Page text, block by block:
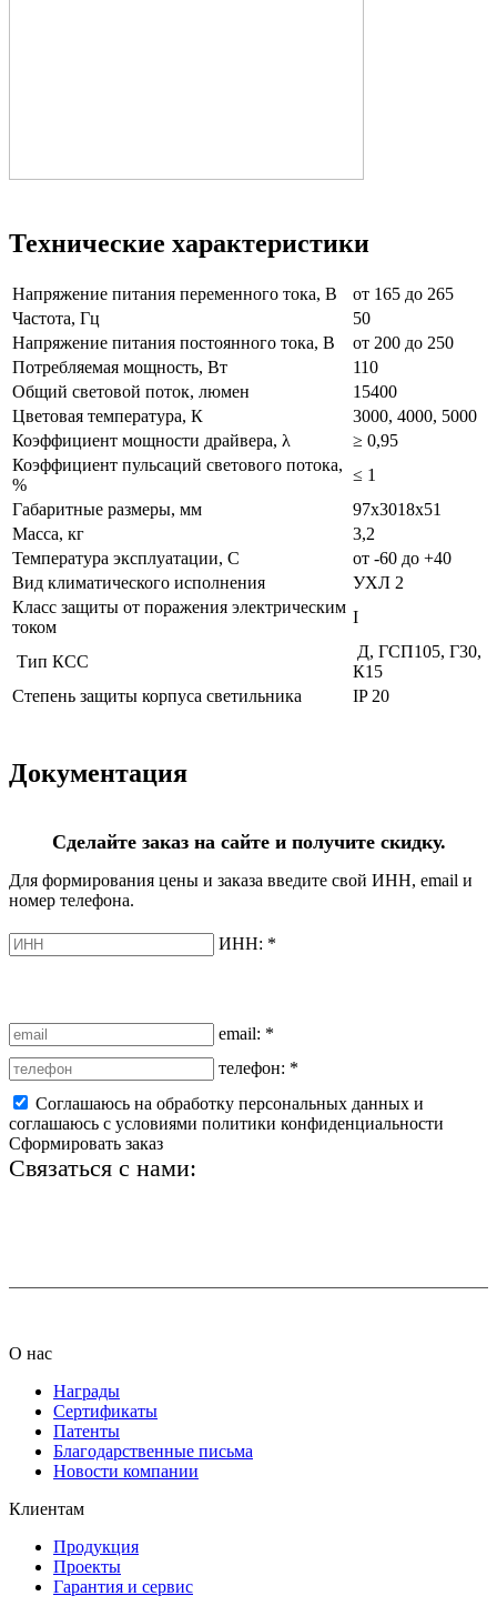
Технические характеристики
Напряжение питания переменного тока, В
от 165 до 265
Частота, Гц
50
Напряжение питания постоянного тока, В
от 200 до 250
Потребляемая мощность, Вт
110
Общий световой поток, люмен
15400
Цветовая температура, К
3000, 4000, 5000
Коэффициент мощности драйвера, λ
≥ 0,95
Коэффициент пульсаций светового потока,
%
≤ 1
Габаритные размеры, мм
97х3018х51
Масса, кг
3,2
Температура эксплуатации, С
от -60 до +40
Вид климатического исполнения
УХЛ 2
Класс защиты от поражения электрическим
током
I
Тип КСС
Д, ГСП105, Г30,
К15
Степень защиты корпуса светильника
IP 20
Документация
Сделайте заказ на сайте и получите скидку.
Для формирования цены и заказа введите свой ИНН, email и
номер телефона.
ИНН: *
email: *
телефон: *
Соглашаюсь на обработку персональных данных и
соглашаюсь с условиями политики конфиденциальности
Сформировать заказ
Связаться с нами:
О нас
Награды
Сертификаты
Патенты
Благодарственные письма
Новости компании
Клиентам
Продукция
Проекты
Гарантия и сервис